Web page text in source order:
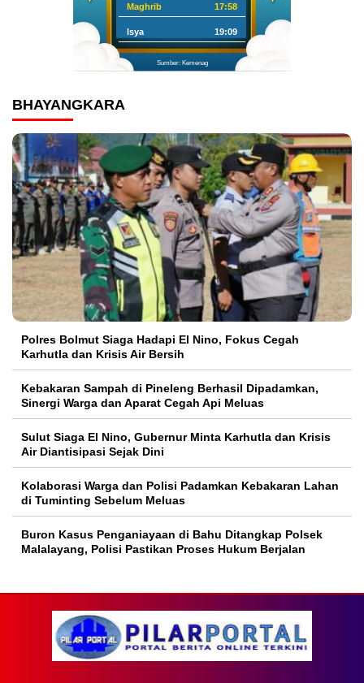
Maghrib 17:58
Isya 19:09
Sumber: Kemenag
BHAYANGKARA
Polres Bolmut Siaga Hadapi El Nino, Fokus Cegah
Karhutla dan Krisis Air Bersih
Kebakaran Sampah di Pineleng Berhasil Dipadamkan,
Sinergi Warga dan Aparat Cegah Api Meluas
Sulut Siaga El Nino, Gubernur Minta Karhutla dan Krisis
Air Diantisipasi Sejak Dini
Kolaborasi Warga dan Polisi Padamkan Kebakaran Lahan
di Tuminting Sebelum Meluas
Buron Kasus Penganiayaan di Bahu Ditangkap Polsek
Malalayang, Polisi Pastikan Proses Hukum Berjalan